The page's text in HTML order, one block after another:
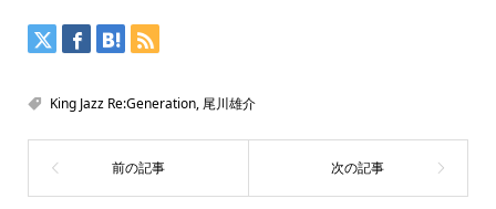
King Jazz Re:Generation, 尾川雄介